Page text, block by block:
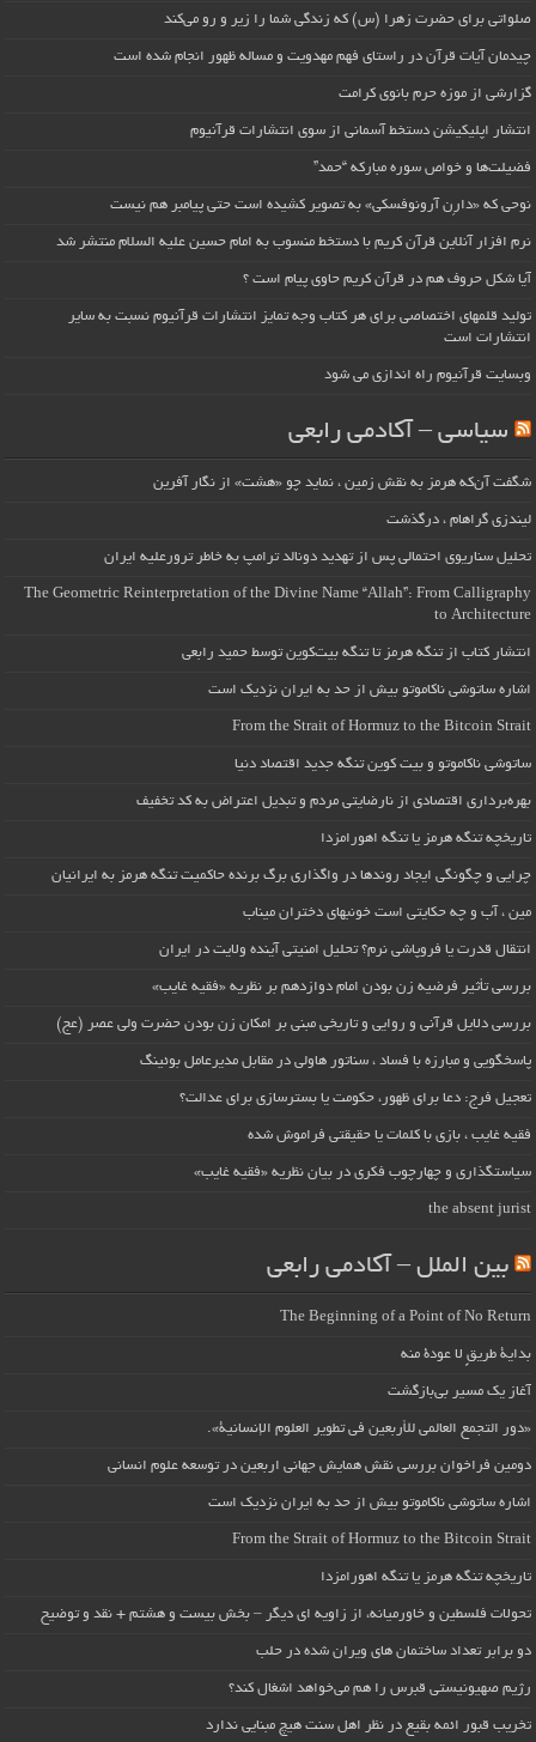
صلواتی برای حضرت زهرا (س) که زندگی شما را زیر و رو می‌کند
چیدمان آیات قرآن در راستای فهم مهدویت و مساله ظهور انجام شده است
گزارشی از موزه حرم بانوی کرامت
انتشار اپلیکیشن دستخط آسمانی از سوی انتشارات قرآنیوم
فضیلت‌ها و خواص سوره مبارکه “حمد”
نوحی که «دارِن آرونوفسکی» به تصویر کشیده است حتی پیامبر هم نیست
نرم افزار آنلاین قرآن کریم با دستخط منسوب به امام حسین علیه السلام منتشر شد
آیا شکل حروف هم در قرآن کریم حاوی پیام است ؟
تولید قلمهای اختصاصی برای هر کتاب وجه تمایز انتشارات قرآنیوم نسبت به سایر
انتشارات است
وبسایت قرآنیوم راه اندازی می شود
سیاسی – آکادمی رابعی
شگفت آن‌که هرمز به نقش زمین ، نماید چو «هشت» از نگار آفرین
لیندزی گراهام ، درگذشت
تحلیل سناریوی احتمالی پس از تهدید دونالد ترامپ به خاطر ترورعلیه ایران
The Geometric Reinterpretation of the Divine Name “Allah”: From Calligraphy
to Architecture
انتشار کتاب از تنگه هرمز تا تنگه بیت‌کوین توسط حمید رابعی
اشاره ساتوشی ناکاموتو بیش از حد به ایران نزدیک است
From the Strait of Hormuz to the Bitcoin Strait
ساتوشی ناکاموتو و بیت کوین تنگه جدید اقتصاد دنیا
بهره‌برداری اقتصادی از نارضایتی مردم و تبدیل اعتراض به کد تخفیف
تاریخچه تنگه هرمز یا تنگه اهورامزدا
چرایی و چگونگی ایجاد روندها در واگذاری برگ برنده حاکمیت تنگه هرمز به ایرانیان
مین ، آب و چه حکایتی است خونبهای دختران میناب
انتقال قدرت یا فروپاشی نرم؟ تحلیل امنیتی آینده ولایت در ایران
بررسی تأثیر فرضیه زن بودن امام دوازدهم بر نظریه «فقیه غایب»
بررسی دلایل قرآنی و روایی و تاریخی مبنی بر امکان زن بودن حضرت ولی عصر (عج)
پاسخگویی و مبارزه با فساد ، سناتور هاولی در مقابل مدیرعامل بوئینگ
تعجیل فرج: دعا برای ظهور، حکومت یا بسترسازی برای عدالت؟
فقیه غایب ، بازی با کلمات یا حقیقتی فراموش شده
سیاستگذاری و چهارچوب فکری در بیان نظریه «فقیه غایب»
the absent jurist
بین الملل – آکادمی رابعی
The Beginning of a Point of No Return
بداية طريقٍ لا عودة منه
آغاز یک مسیر بی‌بازگشت
«دور التجمع العالمي للأربعين في تطوير العلوم الإنسانية».
دومین فراخوان بررسی نقش همایش جهانی اربعین در توسعه علوم انسانی
اشاره ساتوشی ناکاموتو بیش از حد به ایران نزدیک است
From the Strait of Hormuz to the Bitcoin Strait
تاریخچه تنگه هرمز یا تنگه اهورامزدا
تحولات فلسطین و خاورمیانه، از زاویه ای دیگر – بخش بیست و هشتم + نقد و توضیح
دو برابر تعداد ساختمان های ویران شده در حلب
رژیم صهیونیستی قبرس را هم می‌خواهد اشغال کند؟
تخریب قبور ائمه بقیع در نظر اهل سنت هیچ مبنایی ندارد